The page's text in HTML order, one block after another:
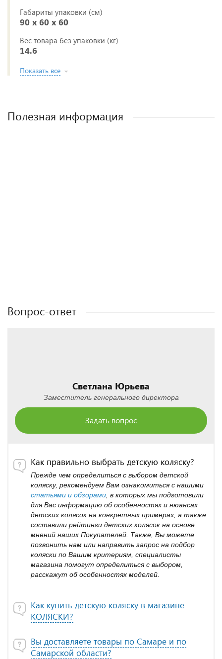
Габариты упаковки (см)
90 x 60 x 60
Вес товара без упаковки (кг)
14.6
Показать все
Полезная информация
Вопрос-ответ
Светлана Юрьева
Заместитель генерального директора
Задать вопрос
Как правильно выбрать детскую коляску?
Прежде чем определиться с выбором детской
коляску, рекомендуем Вам ознакомиться с нашими
статьями и обзорами , в которых мы подготовили
для Вас информацию об особенностях и нюансах
детских колясок на конкретных примерах, а также
составили рейтинги детских колясок на основе
мнений наших Покупателей. Также, Вы можете
позвонить нам или направить запрос на подбор
коляски по Вашим критериям, специалисты
магазина помогут определиться с выбором,
расскажут об особенностях моделей.
Как купить детскую коляску в магазине
КОЛЯСКИ?
Вы доставляете товары по Самаре и по
Самарской области?